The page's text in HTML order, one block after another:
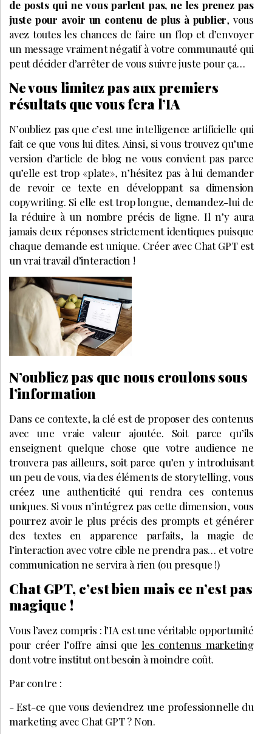
de posts qui ne vous parlent pas, ne les prenez pas
juste pour avoir un contenu de plus à publier, vous
avez toutes les chances de faire un flop et d’envoyer
un message vraiment négatif à votre communauté qui
peut décider d’arrêter de vous suivre juste pour ça…
Ne vous limitez pas aux premiers
résultats que vous fera l’IA
N’oubliez pas que c’est une intelligence artificielle qui
fait ce que vous lui dîtes. Ainsi, si vous trouvez qu’une
version d’article de blog ne vous convient pas parce
qu’elle est trop «plate», n’hésitez pas à lui demander
de revoir ce texte en développant sa dimension
copywriting. Si elle est trop longue, demandez-lui de
la réduire à un nombre précis de ligne. Il n’y aura
jamais deux réponses strictement identiques puisque
chaque demande est unique. Créer avec Chat GPT est
un vrai travail d’interaction !
N’oubliez pas que nous croulons sous
l’information
Dans ce contexte, la clé est de proposer des contenus
avec une vraie valeur ajoutée. Soit parce qu’ils
enseignent quelque chose que votre audience ne
trouvera pas ailleurs, soit parce qu’en y introduisant
un peu de vous, via des éléments de storytelling, vous
créez une authenticité qui rendra ces contenus
uniques. Si vous n’intégrez pas cette dimension, vous
pourrez avoir le plus précis des prompts et générer
des textes en apparence parfaits, la magie de
l’interaction avec votre cible ne prendra pas… et votre
communication ne servira à rien (ou presque !)
Chat GPT, c’est bien mais ce n’est pas
magique !
Vous l’avez compris : l’IA est une véritable opportunité
pour créer l’offre ainsi queles contenus marketing
dont votre institut ont besoin à moindre coût.
Par contre :
- Est-ce que vous deviendrez une professionnelle du
marketing avec Chat GPT ? Non.